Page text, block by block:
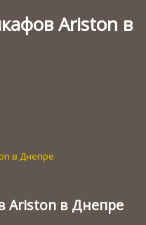
Ariston в
в Днепре
Ariston в Днепре